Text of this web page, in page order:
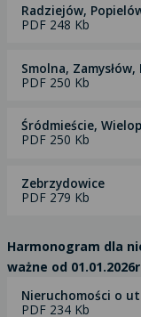
Radziejów,
PDF 248 Kb
Smolna, Zamysłów,
PDF 250 Kb
Śródmieście,
PDF 250 Kb
Zebrzydowice
PDF 279 Kb
Harmonogram dla
ważne od
Nieruchomości o
PDF 234 Kb